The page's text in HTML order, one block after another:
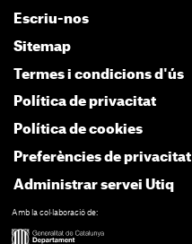
Escriu-nos
Sitemap
Termes i condicions d'ús
Política de privacitat
Política de cookies
Preferències de privacitat
Administrar servei Utiq
Amb la col·laboració de: